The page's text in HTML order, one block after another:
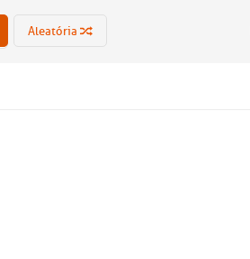
Aleatória